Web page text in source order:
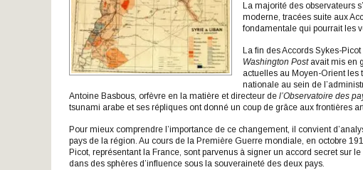
La majorité des observateurs
moderne, tracées suite aux
fondamentale qui pourrait les
La fin des Accords Sykes-
Washington Postavait mis en
actuelles au Moyen-Orient les
nationale au sein de
Antoine Basbous, orfèvre en la matière et directeur de l’Observatoire des
tsunami arabe et ses répliques ont donné un coup de grâce aux frontières
Pour mieux comprendre l’importance de ce changement, il convient
pays de la région. Au cours de la Première Guerre mondiale, en octobre
Picot, représentant la France, sont parvenus à signer un accord secret sur
dans des sphères d’influence sous la souveraineté des deux pays.